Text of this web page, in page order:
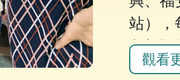
站），
包括預
課程、
觀看